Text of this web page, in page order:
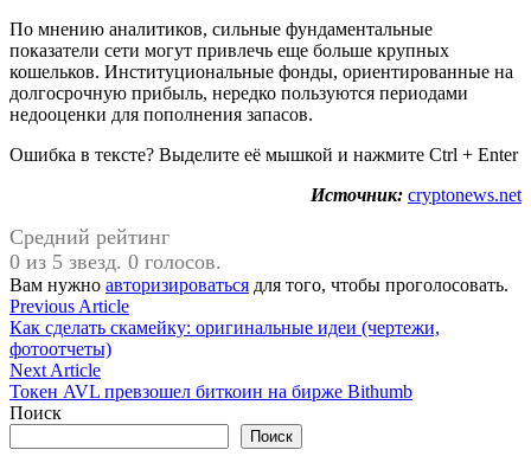
По мнению аналитиков, сильные фундаментальные
показатели сети могут привлечь еще больше крупных
кошельков. Институциональные фонды, ориентированные на
долгосрочную прибыль, нередко пользуются периодами
недооценки для пополнения запасов.
Ошибка в тексте? Выделите её мышкой и нажмите Ctrl + Enter
Источник: cryptonews.net
Средний рейтинг
0 из 5 звезд. 0 голосов.
Вам нужно авторизироваться для того, чтобы проголосовать.
Навигация
по
записям
Previous ArticlePrevious
article:
Как сделать скамейку: оригинальные идеи (чертежи,
фотоотчеты)
Next ArticleNext
article:
Токен AVL превзошел биткоин на бирже Bithumb
Поиск
Поиск